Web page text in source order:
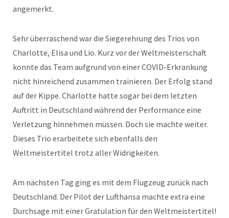
angemerkt.
Sehr überraschend war die Siegerehrung des Trios von
Charlotte, Elisa und Lio. Kurz vor der Weltmeisterschaft
konnte das Team aufgrund von einer COVID-Erkrankung
nicht hinreichend zusammen trainieren. Der Erfolg stand
auf der Kippe. Charlotte hatte sogar bei dem letzten
Auftritt in Deutschland während der Performance eine
Verletzung hinnehmen müssen. Doch sie machte weiter.
Dieses Trio erarbeitete sich ebenfalls den
Weltmeistertitel trotz aller Widrigkeiten.
Am nächsten Tag ging es mit dem Flugzeug zurück nach
Deutschland. Der Pilot der Lufthansa machte extra eine
Durchsage mit einer Gratulation für den Weltmeistertitel!